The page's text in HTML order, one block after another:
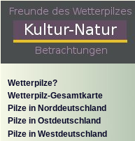
Wetterpilze?
Wetterpilz-Gesamtkarte
Pilze in Norddeutschland
Pilze in Ostdeutschland
Pilze in Westdeutschland